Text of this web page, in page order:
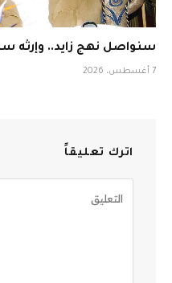
سنواصل نهج زايد.. وإرثه
7 أغسطس، 2026
اترك تعليقاً